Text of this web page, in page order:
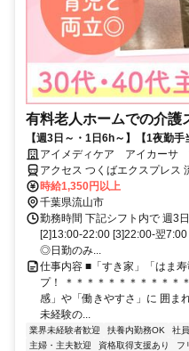
有料老人ホームでの介護
【週3日～・1日6h～】【1夜勤
の予定と合わせたい」「ブラン
シフトの相談は柔軟に相談
合わせて活躍したい方にピッタ
ウハウを活かしたレクリエーショ
慢♪利用者さまの笑顔や思い出づ
アップします。
アイメディケア アイカーサ
アクセス つくばエクスプレス
流山線 流山徒歩約21分、流鉄
時給1,350円以上
千葉県流山市
勤務時間 下記シフト内で 週3
[2]13:00-22:00 [3]22:00-翌
◎日勤のみ...
仕事内容 ■「すき家」「はま
プ！ ＊＊＊＊＊＊＊＊＊＊＊
感」や「働きやすさ」に 囲ま
未経験の...
業界未経験者歓迎 扶養内勤務OK 社
主婦・主夫歓迎
資格取得支援あり フ